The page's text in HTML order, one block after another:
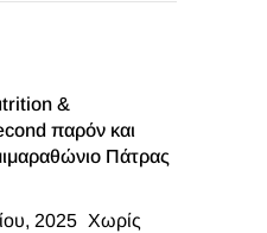
&
παρόν και
Πάτρας
2025 Χωρίς